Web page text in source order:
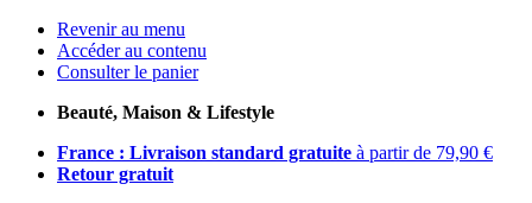
Revenir au menu
Accéder au contenu
Consulter le panier
Beauté, Maison & Lifestyle
France : Livraison standard gratuite à partir de 79,90 €
Retour gratuit